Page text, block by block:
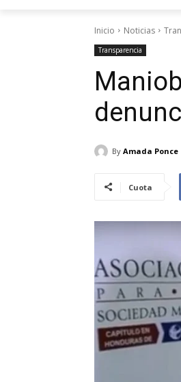
Inicio Noticias
Transparencia
By Amada Ponce
Cuota